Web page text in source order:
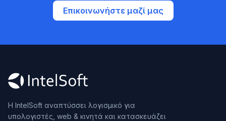
Επικοινωνήστε μαζί μας
Η IntelSoft αναπτύσσει λογισμικό για
υπολογιστές, web & κινητά και κατασκευάζει